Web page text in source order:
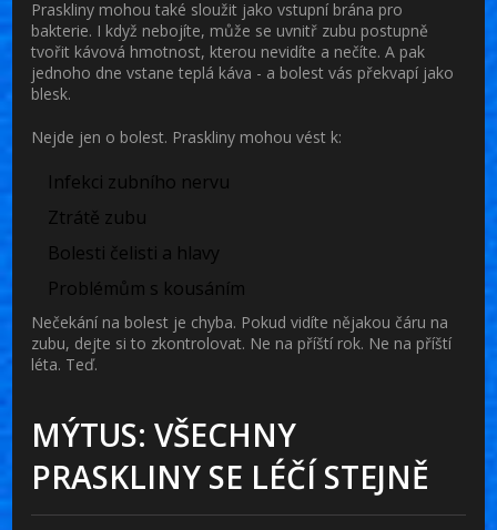
Praskliny mohou také sloužit jako vstupní brána pro
bakterie. I když nebojíte, může se uvnitř zubu postupně
tvořit kávová hmotnost, kterou nevidíte a nečíte. A pak
jednoho dne vstane teplá káva - a bolest vás překvapí jako
blesk.
Nejde jen o bolest. Praskliny mohou vést k:
Infekci zubního nervu
Ztrátě zubu
Bolesti čelisti a hlavy
Problémům s kousáním
Nečekání na bolest je chyba. Pokud vidíte nějakou čáru na
zubu, dejte si to zkontrolovat. Ne na příští rok. Ne na příští
léta. Teď.
MÝTUS: VŠECHNY
PRASKLINY SE LÉČÍ STEJNĚ